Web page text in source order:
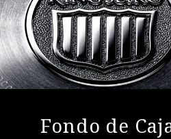
Fondo de